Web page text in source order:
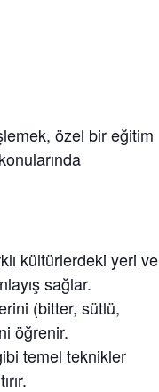
özel bir eğitim
kültürlerdeki yeri ve
sağlar.
(bitter, sütlü,
öğrenir.
temel teknikler